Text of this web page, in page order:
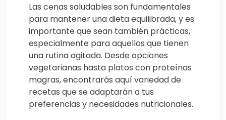
Las cenas saludables son fundamentales
para mantener una dieta equilibrada, y es
importante que sean también prácticas,
especialmente para aquellos que tienen
una rutina agitada. Desde opciones
vegetarianas hasta platos con proteínas
magras, encontrarás aquí variedad de
recetas que se adaptarán a tus
preferencias y necesidades nutricionales.